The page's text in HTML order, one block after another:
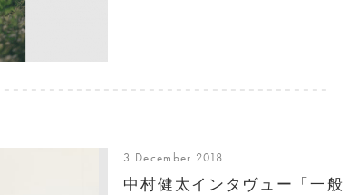
3 December 2018
中村健太インタヴュー「一般